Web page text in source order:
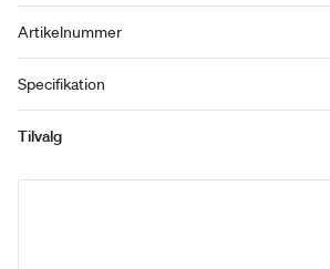
Artikelnummer
Specifikation
Tilvalg